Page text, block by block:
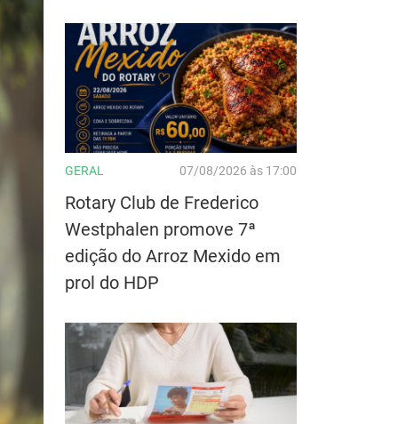
GERAL 07/08/2026 às 17:00
Rotary Club de Frederico
Westphalen promove 7ª
edição do Arroz Mexido em
prol do HDP